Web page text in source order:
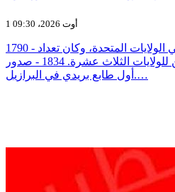
1 أوت 2026، 09:30
1790 - إجراء أول تعداد للسكان في الولايات المتحدة، وكان تعداد
السكان آنذاك 4 ملايين مواطن للولايات الثلاث عشرة. 1834 - صدور
أول طابع بريدي في البرازيل.…